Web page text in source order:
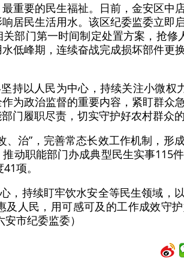
重要的民生福祉。日前，金安区中
居民生活用水。该区纪委监委立即
部门第一时间制定处置方案，抢修
低峰期，连续奋战完成损坏部件更
持以人民为中心，持续关注小微权
为政治监督的重要内容，紧盯群众
履职尽责，切实守护好农村群众的
、治”，完善常态长效工作机制，形
动职能部门办成典型民生实事115
项。
，持续盯牢饮水安全等民生领域，
人民，用可感可及的工作成效守
市纪委监委）